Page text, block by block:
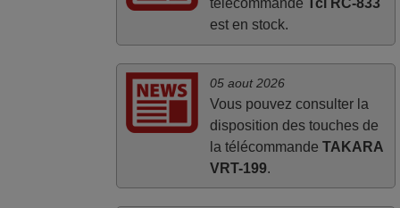
Mario,
télécommande Tcl RC-833
est en stock.
05 aout 2026
Vous pouvez consulter la
disposition des touches de
la télécommande TAKARA
VRT-199.